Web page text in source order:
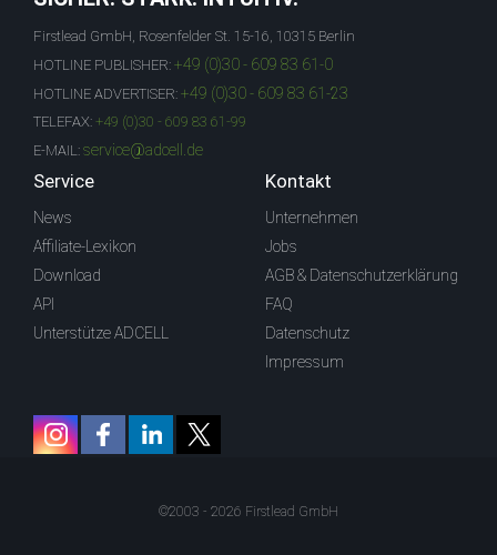
Firstlead GmbH, Rosenfelder St. 15-16, 10315 Berlin
HOTLINE PUBLISHER: +49 (0)30 - 609 83 61-0
HOTLINE ADVERTISER: +49 (0)30 - 609 83 61-23
TELEFAX: +49 (0)30 - 609 83 61-99
E-MAIL: service@adcell.de
Service
News
Affiliate-Lexikon
Download
API
Unterstütze ADCELL
Kontakt
Unternehmen
Jobs
AGB & Datenschutzerklärung
FAQ
Datenschutz
Impressum
©2003 - 2026 Firstlead GmbH